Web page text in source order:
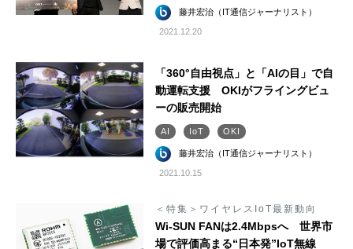
藤井宏治（IT通信ジャーナリスト）
2021.12.20
「360°自由視点」と「AIの目」で自
動運転支援 OKIがフライングビュ
ーの販売開始
AI IoT OKI
藤井宏治（IT通信ジャーナリスト）
2021.10.15
＜特集＞ワイヤレスIoT最新動向
Wi-SUN FANは2.4Mbpsへ 世界市
場で評価高まる“日本発”IoT無線